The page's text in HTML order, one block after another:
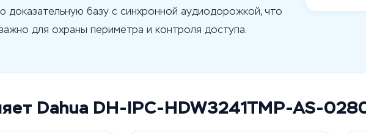
доказательную базу с синхронной аудиодорожкой, что
для охраны периметра и контроля доступа.
Dahua DH-IPC-HDW3241TMP-AS-